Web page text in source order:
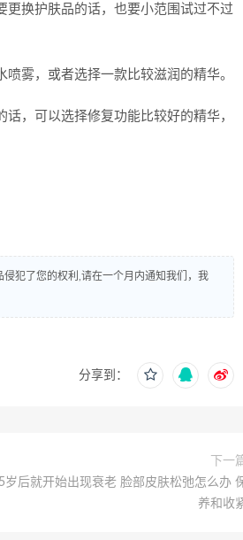
换护肤品的话，也要小范围试过不过
雾，或者选择一款比较滋润的精华。
，可以选择修复功能比较好的精华，
犯了您的权利,请在一个月内通知我们，我
分享到：
下一
岁后就开始出现衰老 脸部皮肤松弛怎么办
养和收